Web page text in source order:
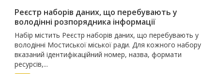
Реєстр наборів даних, що перебувають у
володінні розпорядника інформації
Набір містить Реєстр наборів даних, що перебувають у
володінні Мостиської міської ради. Для кожного набору
вказаний ідентифікаційний номер, назва, формати
ресурсів,...